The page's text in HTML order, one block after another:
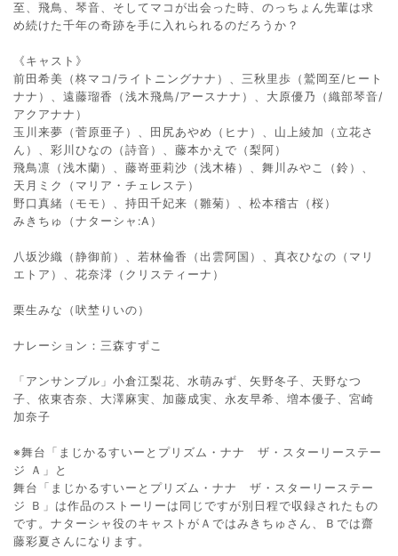
至、飛鳥、琴音、そしてマコが出会った時、のっちょん先輩は求
め続けた千年の奇跡を手に入れられるのだろうか？
《キャスト》
前田希美（柊マコ/ライトニングナナ）、三秋里歩（鷲岡至/ヒート
ナナ）、遠藤瑠香（浅木飛鳥/アースナナ）、大原優乃（織部琴音/
アクアナナ）
玉川来夢（菅原亜子）、田尻あやめ（ヒナ）、山上綾加（立花さ
ん）、彩川ひなの（詩音）、藤本かえで（梨阿）
飛鳥凛（浅木蘭）、藤嵜亜莉沙（浅木椿）、舞川みやこ（鈴）、
天月ミク（マリア・チェレステ）
野口真緒（モモ）、持田千妃来（雛菊）、松本稽古（桜）
みきちゅ（ナターシャ:A）
八坂沙織（静御前）、若林倫香（出雲阿国）、真衣ひなの（マリ
エトア）、花奈澪（クリスティーナ）
栗生みな（吠埜りいの）
ナレーション：三森すずこ
「アンサンブル」小倉江梨花、水萌みず、矢野冬子、天野なつ
子、依東杏奈、大澤麻実、加藤成実、永友早希、増本優子、宮崎
加奈子
※舞台「まじかるすいーとプリズム・ナナ ザ・スターリーステー
ジ Ａ」と
舞台「まじかるすいーとプリズム・ナナ ザ・スターリーステー
ジ Ｂ」は作品のストーリーは同じですが別日程で収録されたもの
です。ナターシャ役のキャストがＡではみきちゅさん、Ｂでは齋
藤彩夏さんになります。